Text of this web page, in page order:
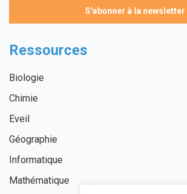
Ressources
Biologie
Chimie
Eveil
Géographie
Informatique
Mathématique